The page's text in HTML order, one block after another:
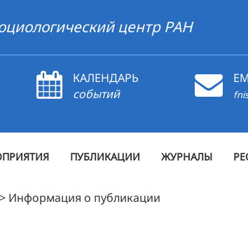
центр РАН
КАЛЕНДАРЬ
событий
ПУБЛИКАЦИИ ЖУРНАЛЫ
> Информация о публикации